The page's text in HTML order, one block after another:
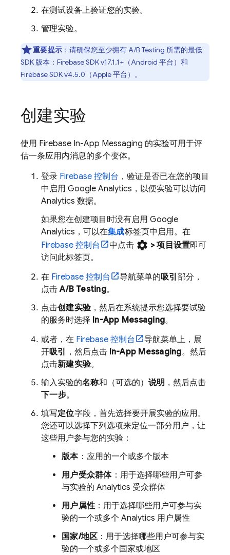
在测试设备上验证您的实验。
管理实验。
重要提示 ： 请确保您至少拥有A/B Testing 所需的最低
SDK 版本： FirebaseSDK v17.1.1+（Android 平台）和
FirebaseSDK v4.5.0（Apple平台）。
创建实验
使用 Firebase In-App Messaging 的实验可用于评
估一条应用内消息的多个变体。
登录 Firebase 控制台 ，验证是否已在您的项目
中启用 Google Analytics ，以便实验可以访问
Analytics 数据。
如果您在创建项目时没有启用 Google
Analytics ，可以在集成标签页中启用。在
Firebase 控制台 中点击 settings > 项目设置即可
访问此标签页。
在 Firebase 控制台 导航菜单的吸引 部分，
点击A/B Testing。
点击创建实验，然后在系统提示您选择要试验
的服务时选择 In-App Messaging。
或者，在 Firebase 控制台
导航菜单上，展
开吸引 ，然后点击 In-App Messaging。然后
点击新建实验。
输入实验的名称和（可选的） 说明 ，然后点击
下一步。
填写定位字段，首先选择要开展实验的应用。
您还可以选择下列选项来定位一部分用户，让
这些用户参与您的实验：
版本：应用的一个或多个版本
用户受众群体：用于选择哪些用户可参
与实验的 Analytics 受众群体
用户属性：用于选择哪些用户可参与实
验的一个或多个 Analytics 用户属性
国家/地区 ：用于选择哪些用户可参与实
验的一个或多个国家或地区